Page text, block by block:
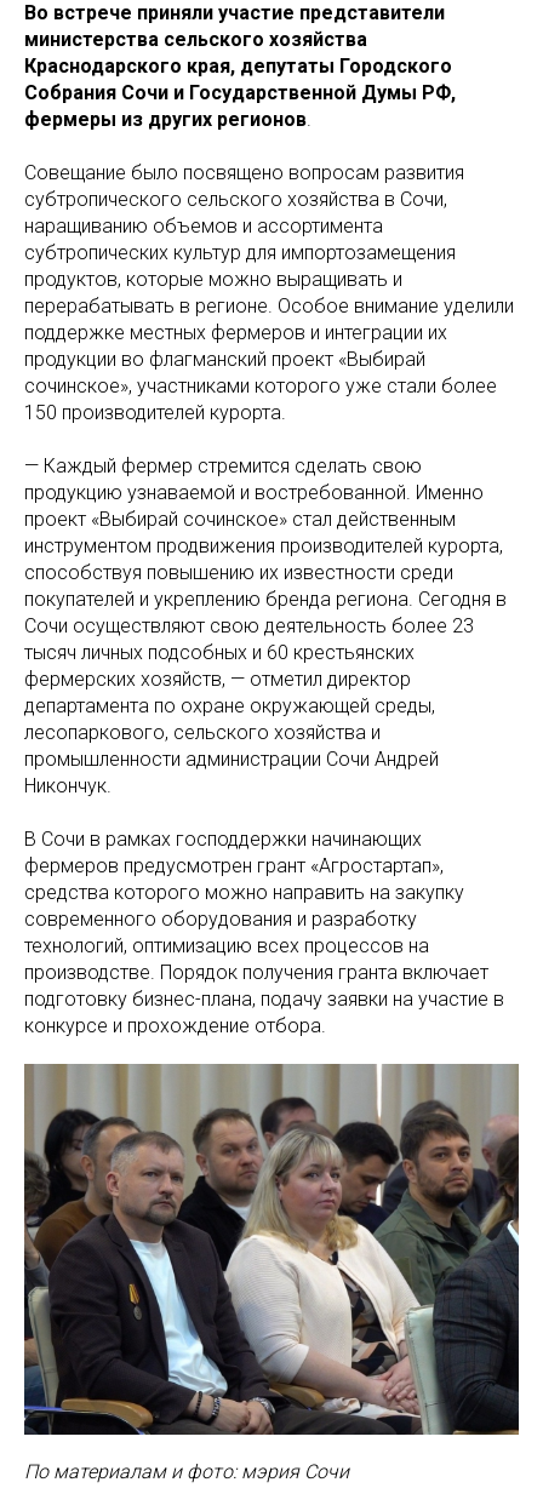
Во встрече приняли участие представители
министерства сельского хозяйства
Краснодарского края, депутаты Городского
Собрания Сочи и Государственной Думы РФ,
фермеры из других регионов.
Совещание было посвящено вопросам развития
субтропического сельского хозяйства в Сочи,
наращиванию объемов и ассортимента
субтропических культур для импортозамещения
продуктов, которые можно выращивать и
перерабатывать в регионе. Особое внимание уделили
поддержке местных фермеров и интеграции их
продукции во флагманский проект «Выбирай
сочинское», участниками которого уже стали более
150 производителей курорта.
— Каждый фермер стремится сделать свою
продукцию узнаваемой и востребованной. Именно
проект «Выбирай сочинское» стал действенным
инструментом продвижения производителей курорта,
способствуя повышению их известности среди
покупателей и укреплению бренда региона. Сегодня в
Сочи осуществляют свою деятельность более 23
тысяч личных подсобных и 60 крестьянских
фермерских хозяйств, — отметил директор
департамента по охране окружающей среды,
лесопаркового, сельского хозяйства и
промышленности администрации Сочи Андрей
Никончук.
В Сочи в рамках господдержки начинающих
фермеров предусмотрен грант «Агростартап»,
средства которого можно направить на закупку
современного оборудования и разработку
технологий, оптимизацию всех процессов на
производстве. Порядок получения гранта включает
подготовку бизнес-плана, подачу заявки на участие в
конкурсе и прохождение отбора.
По материалам и фото: мэрия Сочи